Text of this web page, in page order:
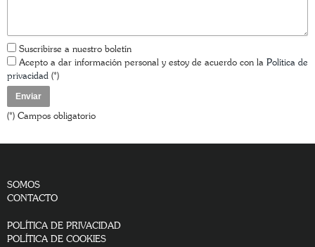
Suscribirse a nuestro boletín
Acepto a dar información personal y estoy de acuerdo con la Política de
privacidad (*)
(*) Campos obligatorio
SOMOS
CONTACTO
POLÍTICA DE PRIVACIDAD
POLÍTICA DE COOKIES